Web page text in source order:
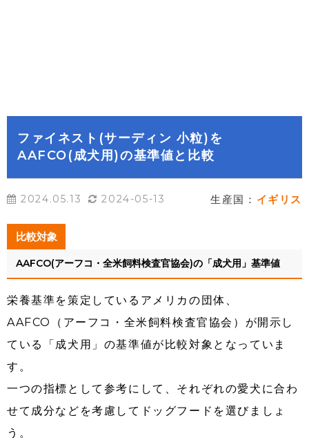
ファイネスト(サーディン 小粒)を
AAFCO(成犬用)の基準値と比較
2024.05.13 2024-05-13 生産国： イギリス
比較対象
AAFCO(アーフコ・全米飼料検査官協会)の「成犬用」基準値
栄養基準を策定しているアメリカの団体、
AAFCO（アーフコ・全米飼料検査官協会）が開示し
ている「成犬用」の基準値が比較対象となっていま
す。
一つの指標として参考にして、それぞれの愛犬に合わ
せて成分などを考慮してドッグフードを選びましょ
う。